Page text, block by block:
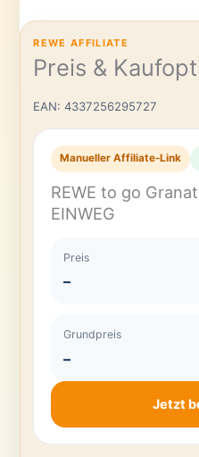
REWE AFFILIATE
Preis &
EAN: 4337256295727
Manueller Affiliate-Link
REWE to go
EINWEG
Preis
–
Grundpreis
–
Jetzt